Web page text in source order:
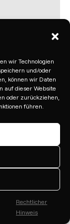
wir Technologien
und/oder
können wir Daten
auf dieser Website
oder zurückziehen,
führen.
Rechtlicher
Hinweis